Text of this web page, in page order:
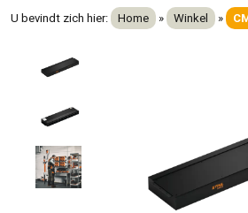
U bevindt zich hier: Home » Winkel »